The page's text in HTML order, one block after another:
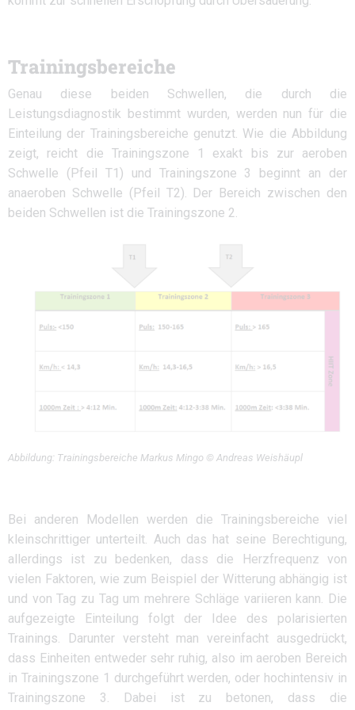
Trainingsbereiche
Genau diese beiden Schwellen, die durch die
Leistungsdiagnostik bestimmt wurden, werden nun für die
Einteilung der Trainingsbereiche genutzt. Wie die Abbildung
zeigt, reicht die Trainingszone 1 exakt bis zur aeroben
Schwelle (Pfeil T1) und Trainingszone 3 beginnt an der
anaeroben Schwelle (Pfeil T2). Der Bereich zwischen den
beiden Schwellen ist die Trainingszone 2.
Abbildung: Trainingsbereiche Markus Mingo © Andreas Weishäupl
Bei anderen Modellen werden die Trainingsbereiche viel
kleinschrittiger unterteilt. Auch das hat seine Berechtigung,
allerdings ist zu bedenken, dass die Herzfrequenz von
vielen Faktoren, wie zum Beispiel der Witterung abhängig ist
und von Tag zu Tag um mehrere Schläge variieren kann. Die
aufgezeigte Einteilung folgt der Idee des polarisierten
Trainings. Darunter versteht man vereinfacht ausgedrückt,
dass Einheiten entweder sehr ruhig, also im aeroben Bereich
in Trainingszone 1 durchgeführt werden, oder hochintensiv in
Trainingszone 3. Dabei ist zu betonen, dass die